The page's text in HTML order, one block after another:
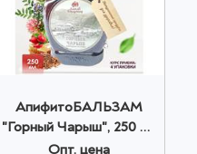
АпифитоБАЛЬЗАМ
"Горный Чарыш", 250 мл
ПЭТ в коробке оптом
Опт. цена